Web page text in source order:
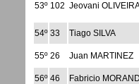
53º 102 Jeovani
54º 33 Tiago SILVA
55º 26 Juan MARTINEZ
56º 46 Fabricio